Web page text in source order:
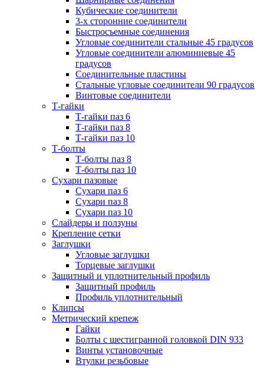
Кубические соединители
3-х сторонние соединители
Быстросъемные соединения
Угловые соединители стальные 45 градусов
Угловые соединители алюминиевые 45
градусов
Соединительные пластины
Стальные угловые соединители 90 градусов
Винтовые соединители
Т-гайки
Т-гайки паз 6
Т-гайки паз 8
Т-гайки паз 10
Т-болты
Т-болты паз 8
Т-болты паз 10
Сухари пазовые
Сухари паз 6
Сухари паз 8
Сухари паз 10
Слайдеры и ползуны
Крепление сетки
Заглушки
Угловые заглушки
Торцевые заглушки
Защитный и уплотнительный профиль
Защитный профиль
Профиль уплотнительный
Клипсы
Метрический крепеж
Гайки
Болты с шестигранной головкой DIN 933
Винты установочные
Втулки резьбовые